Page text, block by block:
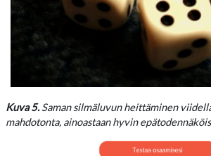
Kuva 5.Saman silmäluvun heittäminen
mahdotonta, ainoastaan hyvin